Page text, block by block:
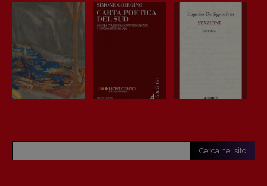
Cerca nel sito